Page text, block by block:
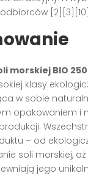
morskiej BIO
klasy
w sobie
opakowaniem i
– od
soli morskiej,
jego